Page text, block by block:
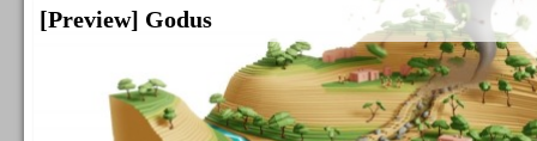
[Preview] Godus